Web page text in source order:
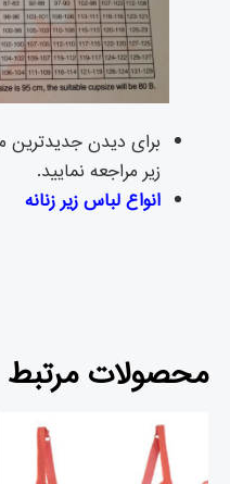
برای دیدن جدیدترین
زیر مراجعه نمایید.
انواع لباس زیر زنانه
محصولات مرتبط
تومان۲,۰۹۱,۰۰۰